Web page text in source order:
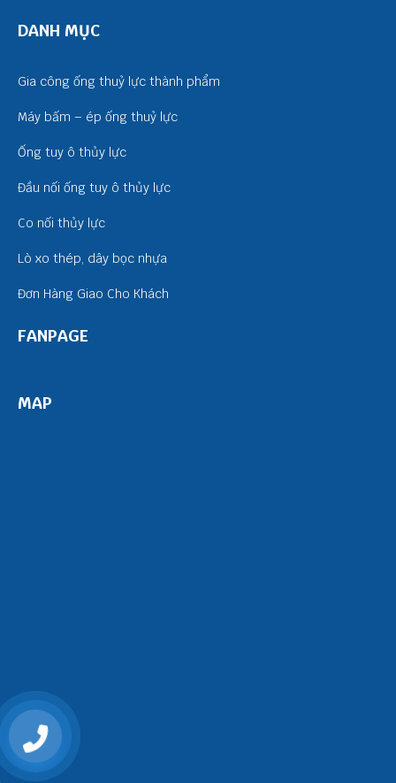
DANH MỤC
Gia công ống thuỷ lực thành phẩm
Máy bấm – ép ống thuỷ lực
Ống tuy ô thủy lực
Đầu nối ống tuy ô thủy lực
Co nối thủy lực
Lò xo thép, dây bọc nhựa
Đơn Hàng Giao Cho Khách
FANPAGE
MAP
0868107515